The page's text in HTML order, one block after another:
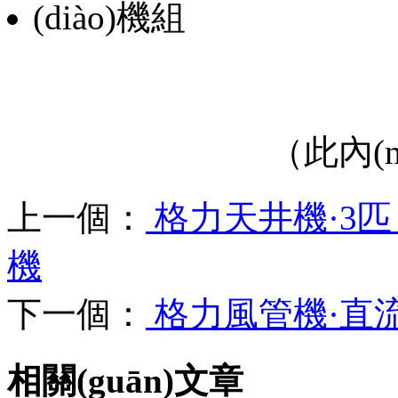
（此內
上一個：
格力天井機·3
機
下一個：
格力風管機·直
相關(guān)文章